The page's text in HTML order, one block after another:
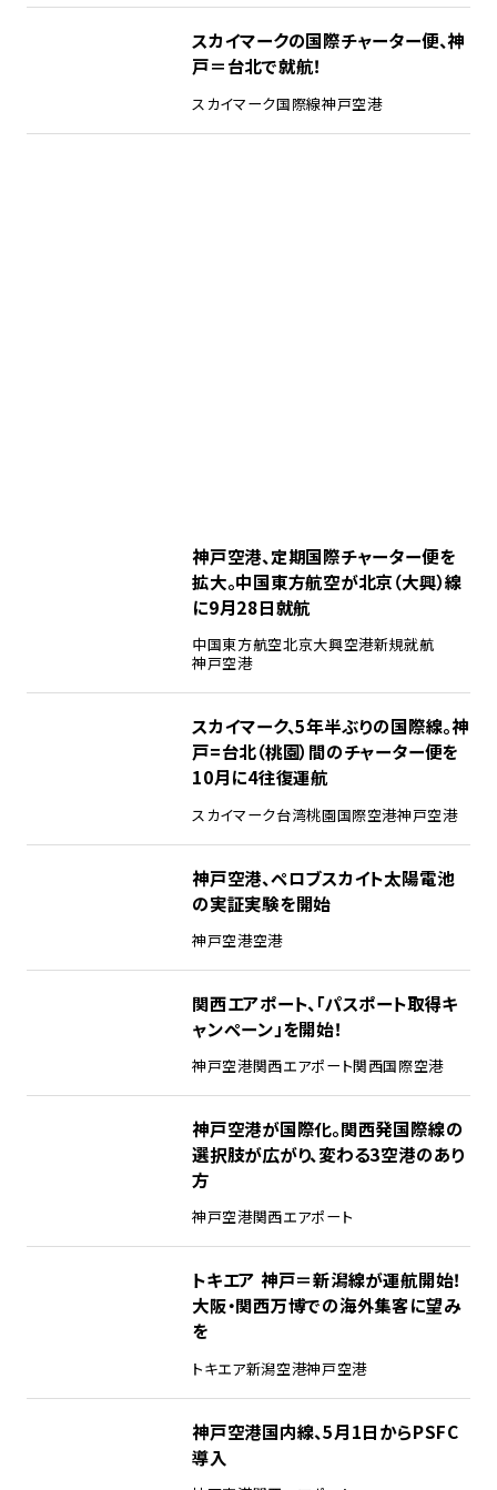
スカイマークの国際チャーター便、神
戸＝台北で就航！
スカイマーク国際線神戸空港
神戸空港、定期国際チャーター便を
拡大。中国東方航空が北京（大興）線
に9月28日就航
中国東方航空北京大興空港新規就航
神戸空港
スカイマーク、5年半ぶりの国際線。神
戸=台北（桃園）間のチャーター便を
10月に4往復運航
スカイマーク台湾桃園国際空港神戸空港
神戸空港、ペロブスカイト太陽電池
の実証実験を開始
神戸空港空港
関西エアポート、「パスポート取得キ
ャンペーン」を開始！
神戸空港関西エアポート関西国際空港
神戸空港が国際化。関西発国際線の
選択肢が広がり、変わる3空港のあり
方
神戸空港関西エアポート
トキエア 神戸＝新潟線が運航開始！
大阪・関西万博での海外集客に望み
を
トキエア新潟空港神戸空港
神戸空港国内線、5月1日からPSFC
導入